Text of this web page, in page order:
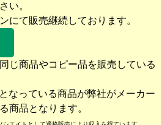
い。
にて販売継続しております。
じ商品やコピー品を販売している
となっている商品が弊社がメーカー
商品となります。